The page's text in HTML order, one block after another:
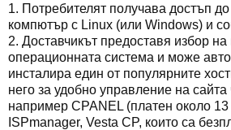
1. Потребителят получава достъп
компютър с Linux (или Windows) и
2. Доставчикът предоставя избор
операционната система и може
инсталира един от популярните
него за удобно управление на
например CPANEL (платен около
ISPmanager, Vesta CP, които са